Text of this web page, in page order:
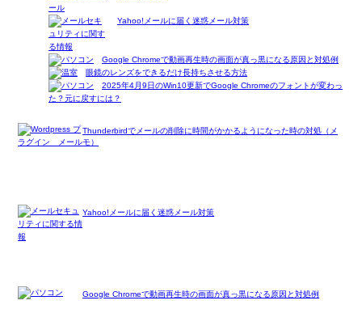
Yahoo!メールに届く迷惑メール対策
Google Chromeで動画再生時の画面が真っ黒になる原因と対処例
眼鏡のレンズをできるだけ長持ちさせる方法
2025年4月9日のWin10更新でGoogle Chromeのフォントが変わっ
た？元に戻すには？
Thunderbirdでメールの削除に時間がかかるようになった時の対処（メ
モ）
Yahoo!メールに届く迷惑メール対策
Google Chromeで動画再生時の画面が真っ黒になる原因と対処例